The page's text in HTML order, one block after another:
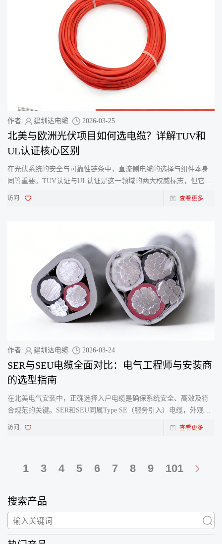
作者: 建圳达电缆 2026-03-25
北美与欧洲光伏项目如何选电缆？详解TUV和
UL认证核心区别
在光伏系统的安全与可靠性链条中，直流侧电缆的选择与组件本身
同等重要。TUV认证与UL认证是这一领域的两大权威标志，但它们
分别基于EN 50618和UL 4703这两套完全不同的标准体系，服务于不
访问 查看更多
作者: 建圳达电缆 2026-03-24
SER与SEU电缆全面对比：电气工程师与安装商
的选型指南
在北美电气安装中，正确选择入户电缆是确保系统安全、高效及符
合规范的关键。SER和SEU同属Type SE（服务引入）电缆，外观相
似且常被混淆，但其内在结构与应用场景有本质区别。选型错误可
访问 查看更多
1 3 4 5 6 7 8 9 101
搜索产品